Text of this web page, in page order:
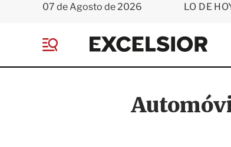
07 de Agosto de 2026 LO DE
E
x
e
s
i
o
e